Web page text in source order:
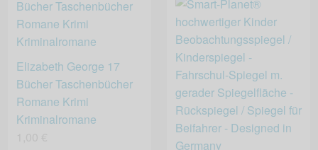
Elizabeth George 17
Bücher Taschenbücher
Romane Krimi
Kriminalromane